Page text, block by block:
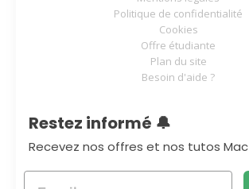
Politique de confidentialité
Cookies
Offre étudiante
Plan du site
Besoin d'aide ?
Restez informé 🔔
Recevez nos offres et nos tutos Mac